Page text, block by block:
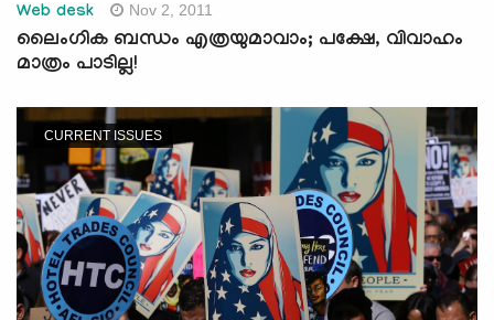
Web desk Nov 2, 2011
ലൈംഗിക ബന്ധം എത്രയുമാവാം; പക്ഷേ, വിവാഹം
മാത്രം പാടില്ല!
CURRENT ISSUES